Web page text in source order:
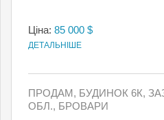
Ціна: 85 000 $
ДЕТАЛЬНІШЕ
ПРОДАМ, БУДИНОК 6К,
ОБЛ., БРОВАРИ